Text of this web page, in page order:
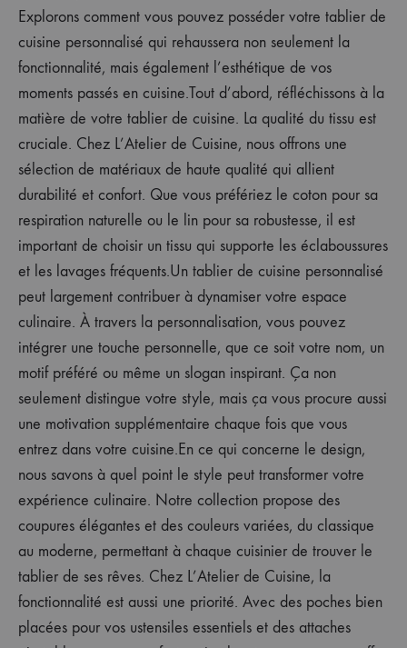
Explorons comment vous pouvez posséder votre tablier de
cuisine personnalisé qui rehaussera non seulement la
fonctionnalité, mais également l’esthétique de vos
moments passés en cuisine.Tout d’abord, réfléchissons à la
matière de votre tablier de cuisine. La qualité du tissu est
cruciale. Chez L’Atelier de Cuisine, nous offrons une
sélection de matériaux de haute qualité qui allient
durabilité et confort. Que vous préfériez le coton pour sa
respiration naturelle ou le lin pour sa robustesse, il est
important de choisir un tissu qui supporte les éclaboussures
et les lavages fréquents.Un tablier de cuisine personnalisé
peut largement contribuer à dynamiser votre espace
culinaire. À travers la personnalisation, vous pouvez
intégrer une touche personnelle, que ce soit votre nom, un
motif préféré ou même un slogan inspirant. Ça non
seulement distingue votre style, mais ça vous procure aussi
une motivation supplémentaire chaque fois que vous
entrez dans votre cuisine.En ce qui concerne le design,
nous savons à quel point le style peut transformer votre
expérience culinaire. Notre collection propose des
coupures élégantes et des couleurs variées, du classique
au moderne, permettant à chaque cuisinier de trouver le
tablier de ses rêves. Chez L’Atelier de Cuisine, la
fonctionnalité est aussi une priorité. Avec des poches bien
placées pour vos ustensiles essentiels et des attaches